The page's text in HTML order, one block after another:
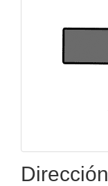
Dirección